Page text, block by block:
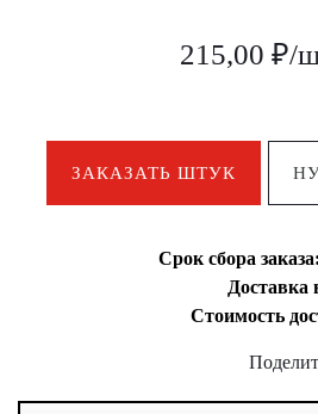
215,00 ₽/
ЗАКАЗАТЬ ШТУК
Срок сбора заказа:
Доставка
Стоимость